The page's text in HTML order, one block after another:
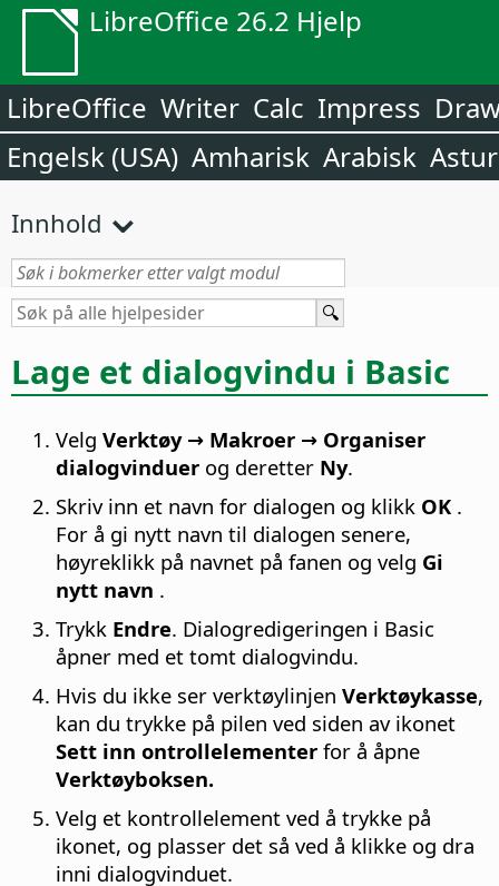
LibreOffice 26.2 Hjelp
LibreOffice Writer Calc Impress
Engelsk (USA) Amharisk Arabisk
Innhold
Lage et dialogvindu i Basic
Velg Verktøy → Makroer → Organiser
dialogvinduer og deretter Ny.
Skriv inn et navn for dialogen og klikk OK .
For å gi nytt navn til dialogen senere,
høyreklikk på navnet på fanen og velg Gi
nytt navn .
Trykk Endre. Dialogredigeringen i Basic
åpner med et tomt dialogvindu.
Hvis du ikke ser verktøylinjen Verktøykasse,
kan du trykke på pilen ved siden av ikonet
Sett inn ontrollelementer for å åpne
Verktøyboksen.
Velg et kontrollelement ved å trykke på
ikonet, og plasser det så ved å klikke og dra
inni dialogvinduet.